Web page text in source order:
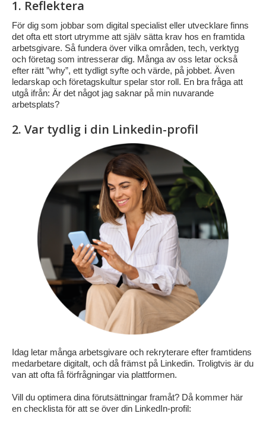
1. Reflektera
För dig som jobbar som digital specialist eller utvecklare finns
det ofta ett stort utrymme att själv sätta krav hos en framtida
arbetsgivare. Så fundera över vilka områden, tech, verktyg
och företag som intresserar dig. Många av oss letar också
efter rätt ”why”, ett tydligt syfte och värde, på jobbet. Även
ledarskap och företagskultur spelar stor roll. En bra fråga att
utgå ifrån: Är det något jag saknar på min nuvarande
arbetsplats?
2. Var tydlig i din Linkedin-profil
Idag letar många arbetsgivare och rekryterare efter framtidens
medarbetare digitalt, och då främst på Linkedin. Troligtvis är du
van att ofta få förfrågningar via plattformen.
Vill du optimera dina förutsättningar framåt? Då kommer här
en checklista för att se över din LinkedIn-profil: